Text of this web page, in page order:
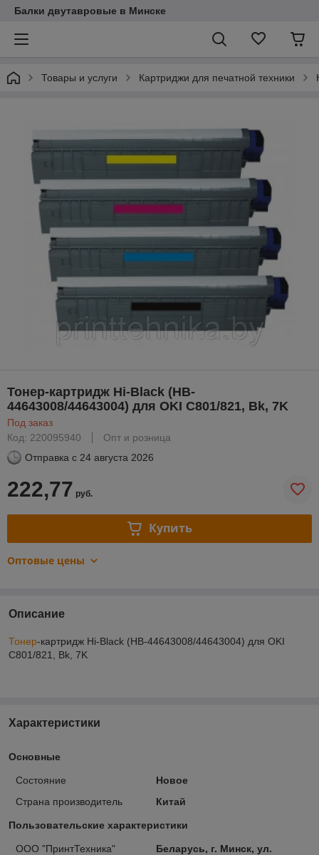
Балки двутавровые в Минске
Товары и услуги Картриджи для печатной техники
Тонер-картридж Hi-Black (HB-
44643008/44643004) для OKI C801/821, Bk, 7K
Под заказ
Код: 220095940
Опт и розница
Отправка с 24 августа 2026
222,77 руб.
Купить
Оптовые цены
Описание
Тонер-картридж Hi-Black (HB-44643008/44643004) для OKI
C801/821, Bk, 7K
Характеристики
Основные
Состояние
Новое
Страна производитель
Китай
Пользовательские характеристики
ООО "ПринтТехника"
Беларусь, г. Минск, ул.